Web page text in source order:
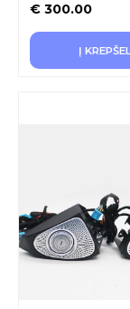
€ 300.00
Į